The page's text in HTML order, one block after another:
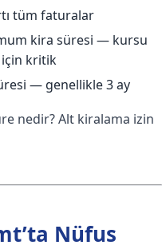
tüm faturalar
kira süresi — kursu
için kritik
— genellikle 3 ay
nedir? Alt kiralama izin
Nüfus